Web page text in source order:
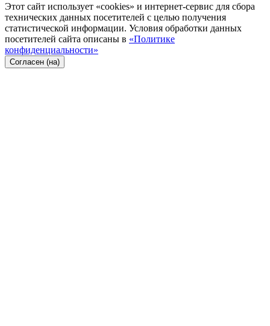
Этот сайт использует «cookies» и интернет-сервис для сбора
технических данных посетителей с целью получения
статистической информации. Условия обработки данных
посетителей сайта описаны в «Политике
конфиденциальности»
Согласен (на)